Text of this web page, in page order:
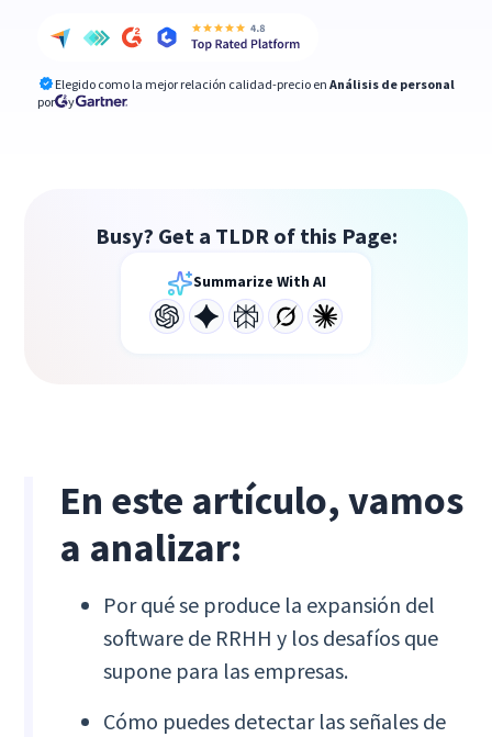
Elegido como la mejor relación calidad-precio en Análisis de personal
por
y
Busy? Get a TLDR of this Page:
Summarize With AI
En este artículo, vamos
a analizar:
Por qué se produce la expansión del
software de RRHH y los desafíos que
supone para las empresas.
Cómo puedes detectar las señales de